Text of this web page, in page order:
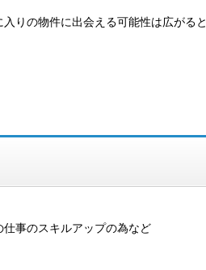
りの物件に出会える可能性は広がると
事のスキルアップの為など